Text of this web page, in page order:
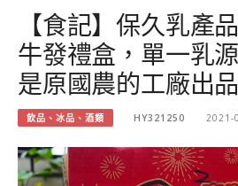
【食記】保久乳產
牛發禮盒，單一乳
是原國農的工廠出品
飲品、冰品、酒類 HY321250 2021-